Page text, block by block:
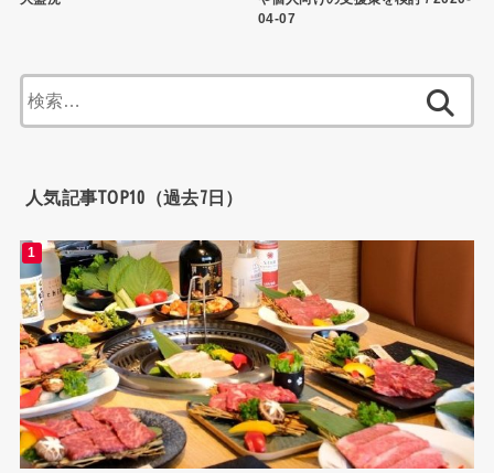
04-07
索:
人気記事TOP10（過去7日）